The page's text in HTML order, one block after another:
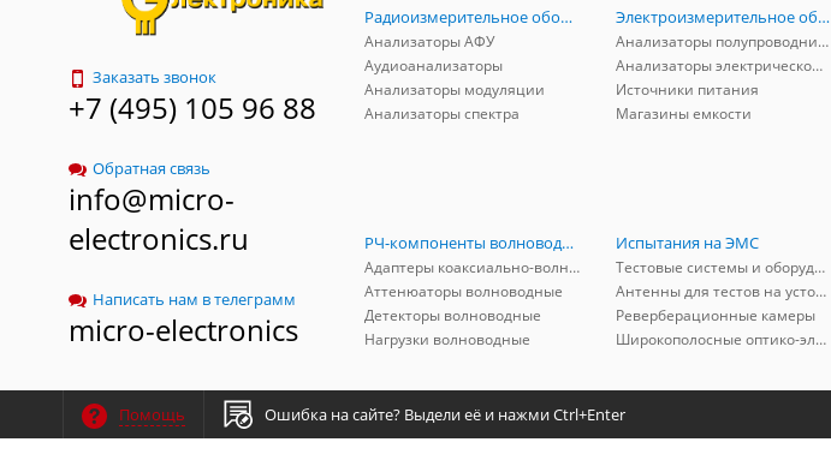
Заказать звонок
+7 (495) 105 96 88
Обратная связь
info@micro-
electronics.ru
Написать нам в телеграмм
micro-electronics
Радиоизмерительное оборудование
Анализаторы АФУ
Аудиоанализаторы
Анализаторы модуляции
Анализаторы спектра
Электроизмерительное оборудование
Анализаторы полупроводников
Анализаторы электрической мощности
Источники питания
Магазины емкости
РЧ-компоненты волноводные
Адаптеры коаксиально-волноводные
Аттенюаторы волноводные
Детекторы волноводные
Нагрузки волноводные
Испытания на ЭМС
Тестовые системы и оборудование
Антенны для тестов на устойчивость к ЭМП
Реверберационные камеры
Широкополосные оптико-электрические линии
Сведения по ФЗ - №426
Помощь Ошибка на сайте? Выдели её и нажми Ctrl+Enter